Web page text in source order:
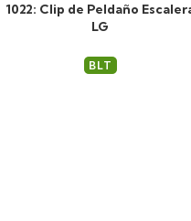
1022: Clip de Peldaño
LG
BLT